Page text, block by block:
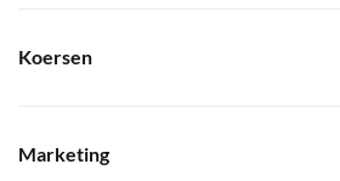
Koersen
Marketing